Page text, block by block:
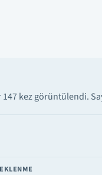
kez görüntülendi.